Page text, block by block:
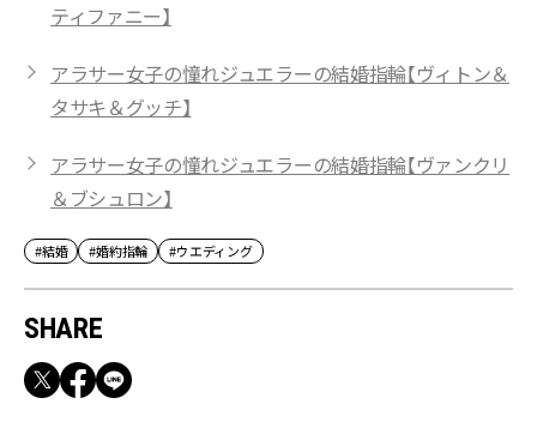
ティファニー】
アラサー女子の憧れジュエラーの結婚指輪【ヴィトン＆
タサキ＆グッチ】
アラサー女子の憧れジュエラーの結婚指輪【ヴァンクリ
＆ブシュロン】
#結婚 #婚約指輪 #ウエディング
SHARE